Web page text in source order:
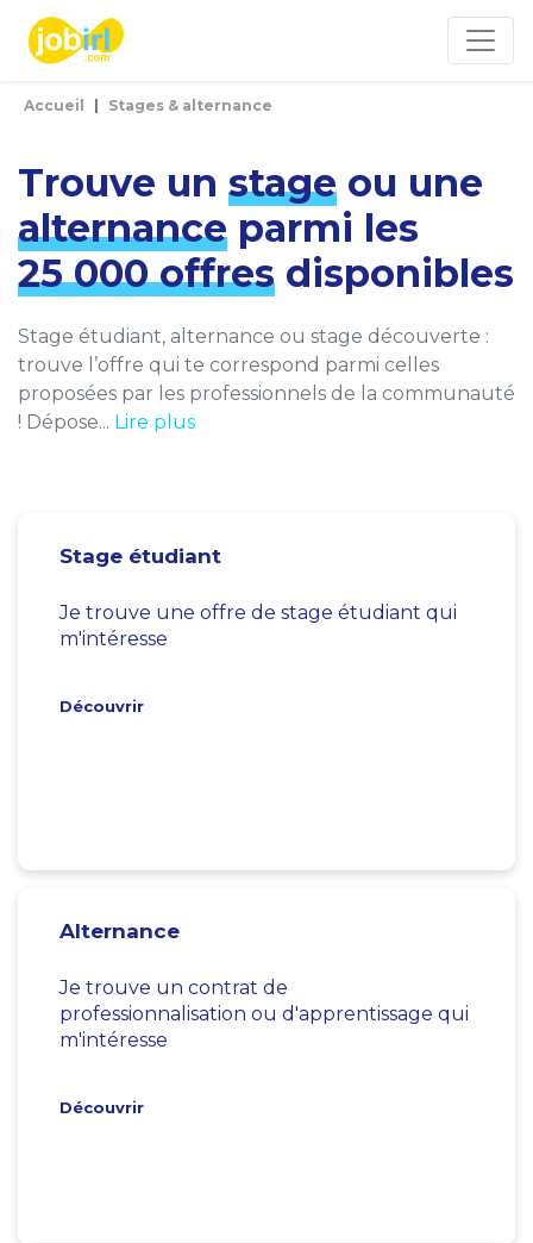
Accueil Stages & alternance
Trouve un stage ou une
alternance parmi les
25 000 offres disponibles
Stage étudiant, alternance ou stage découverte :
trouve l’offre qui te correspond parmi celles
proposées par les professionnels de la communauté
! Dépose... Lire plus
Stage étudiant
Je trouve une offre de stage étudiant qui
m'intéresse
Découvrir
Alternance
Je trouve un contrat de
professionnalisation ou d'apprentissage qui
m'intéresse
Découvrir
Panneau de gestion des cookies